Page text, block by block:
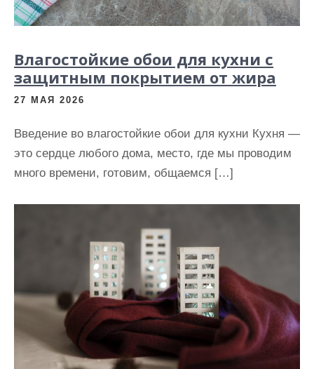
Влагостойкие обои для кухни с
защитным покрытием от жира
27 МАЯ 2026
Введение во влагостойкие обои для кухни Кухня —
это сердце любого дома, место, где мы проводим
много времени, готовим, общаемся […]